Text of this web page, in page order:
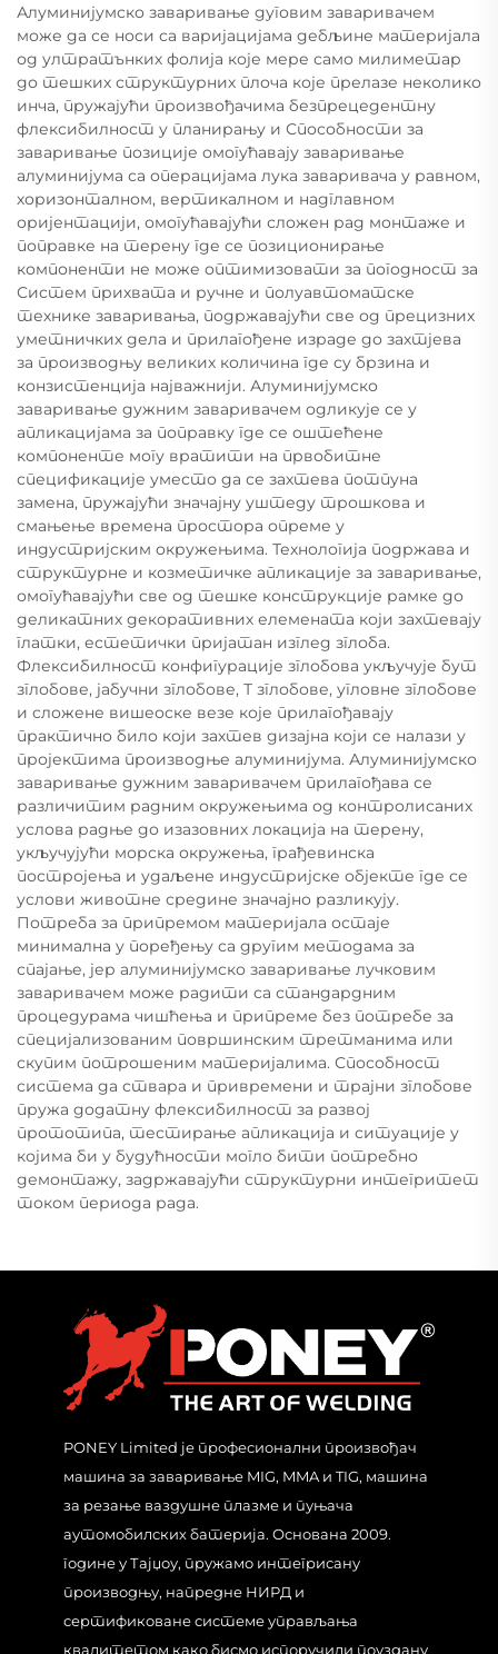
Алуминијумско заваривање дуговим заваривачем
може да се носи са варијацијама дебљине материјала
од ултратънких фолија које мере само милиметар
до тешких структурних плоча које прелазе неколико
инча, пружајући произвођачима безпрецедентну
флексибилност у планирању и Способности за
заваривање позиције омогућавају заваривање
алуминијума са операцијама лука заваривача у равном,
хоризонталном, вертикалном и надглавном
оријентацији, омогућавајући сложен рад монтаже и
поправке на терену где се позиционирање
компоненти не може оптимизовати за погодност за
Систем прихвата и ручне и полуавтоматске
технике заваривања, подржавајући све од прецизних
уметничких дела и прилагођене израде до захтјева
за производњу великих количина где су брзина и
конзистенција најважнији. Алуминијумско
заваривање дужним заваривачем одликује се у
апликацијама за поправку где се оштећене
компоненте могу вратити на првобитне
спецификације уместо да се захтева потпуна
замена, пружајући значајну уштеду трошкова и
смањење времена простора опреме у
индустријским окружењима. Технологија подржава и
структурне и козметичке апликације за заваривање,
омогућавајући све од тешке конструкције рамке до
деликатних декоративних елемената који захтевају
глатки, естетички пријатан изглед зглоба.
Флексибилност конфигурације зглобова укључује бут
зглобове, јабучни зглобове, Т зглобове, угловне зглобове
и сложене вишеоске везе које прилагођавају
практично било који захтев дизајна који се налази у
пројектима производње алуминијума. Алуминијумско
заваривање дужним заваривачем прилагођава се
различитим радним окружењима од контролисаних
услова радње до изазовних локација на терену,
укључујући морска окружења, грађевинска
постројења и удаљене индустријске објекте где се
услови животне средине значајно разликују.
Потреба за припремом материјала остаје
минимална у поређењу са другим методама за
спајање, јер алуминијумско заваривање лучковим
заваривачем може радити са стандардним
процедурама чишћења и припреме без потребе за
специјализованим површинским третманима или
скупим потрошеним материјалима. Способност
система да ствара и привремени и трајни зглобове
пружа додатну флексибилност за развој
прототипа, тестирање апликација и ситуације у
којима би у будућности могло бити потребно
демонтажу, задржавајући структурни интегритет
током периода рада.
PONEY Limited је професионални произвођач
машина за заваривање MIG, MMA и TIG, машина
за резање ваздушне плазме и пуњача
аутомобилских батерија. Основана 2009.
године у Тајџоу, пружамо интегрисану
производњу, напредне НИРД и
сертификоване системе управљања
квалитетом како бисмо испоручили поуздану